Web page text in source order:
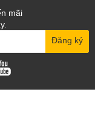
mãi
Đăng ký